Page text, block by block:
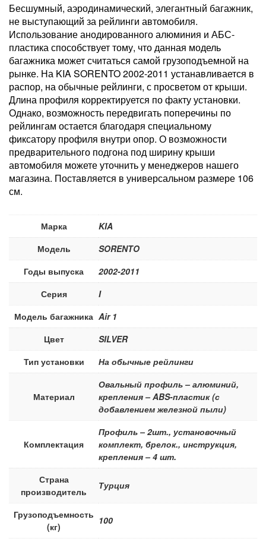
Бесшумный, аэродинамический, элегантный багажник,
не выступающий за рейлинги автомобиля.
Использование анодированного алюминия и АБС-
пластика способствует тому, что данная модель
багажника может считаться самой грузоподъемной на
рынке. На KIA SORENTO 2002-2011 устанавливается в
распор, на обычные рейлинги, с просветом от крыши.
Длина профиля корректируется по факту установки.
Однако, возможность передвигать поперечины по
рейлингам остается благодаря специальному
фиксатору профиля внутри опор. О возможности
предварительного подгона под ширину крыши
автомобиля можете уточнить у менеджеров нашего
магазина. Поставляется в универсальном размере 106
см.
Марка
KIA
Модель
SORENTO
Годы выпуска
2002-2011
Серия
I
Модель багажника Air 1
Цвет
SILVER
Тип установки
На обычные рейлинги
Материал
Овальный профиль – алюминий,
крепления – ABS-пластик (с
добавлением железной пыли)
Комплектация
Профиль – 2шт., установочный
комплект, брелок., инструкция,
крепления – 4 шт.
Страна
производитель
Турция
Грузоподъемность
(кг)
100